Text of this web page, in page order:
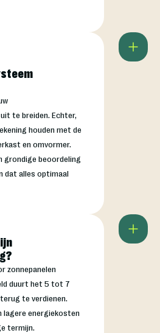
te breiden. Echter,
houden met de
en omvormer.
grondige beoordeling
dat alles optimaal
zonnepanelen
duurt het 5 tot 7
te verdienen.
lagere energiekosten
termijn.